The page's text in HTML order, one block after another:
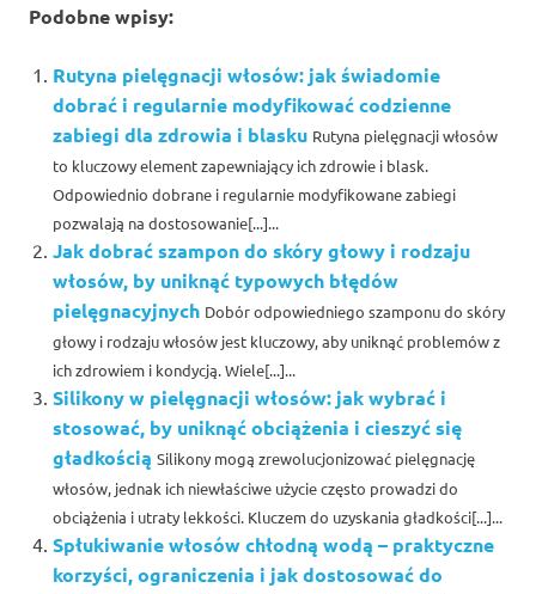
Podobne wpisy:
Rutyna pielęgnacji włosów: jak świadomie
dobrać i regularnie modyfikować codzienne
zabiegi dla zdrowia i blasku Rutyna pielęgnacji włosów
to kluczowy element zapewniający ich zdrowie i blask.
Odpowiednio dobrane i regularnie modyfikowane zabiegi
pozwalają na dostosowanie[...]...
Jak dobrać szampon do skóry głowy i rodzaju
włosów, by uniknąć typowych błędów
pielęgnacyjnych Dobór odpowiedniego szamponu do skóry
głowy i rodzaju włosów jest kluczowy, aby uniknąć problemów z
ich zdrowiem i kondycją. Wiele[...]...
Silikony w pielęgnacji włosów: jak wybrać i
stosować, by uniknąć obciążenia i cieszyć się
gładkością Silikony mogą zrewolucjonizować pielęgnację
włosów, jednak ich niewłaściwe użycie często prowadzi do
obciążenia i utraty lekkości. Kluczem do uzyskania gładkości[...]...
Spłukiwanie włosów chłodną wodą – praktyczne
korzyści, ograniczenia i jak dostosować do